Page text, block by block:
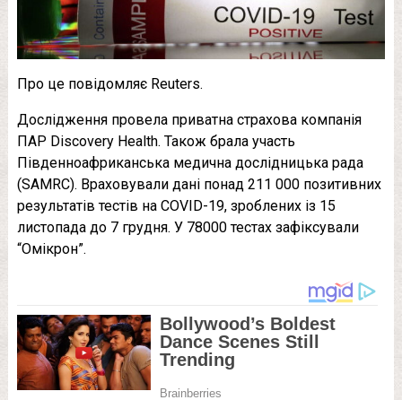
Про це повідомляє Reuters.
Дослідження провела приватна страхова компанія
ПАР Discovery Health. Також брала участь
Південноафриканська медична дослідницька рада
(SAMRC). Враховували дані понад 211 000 позитивних
результатів тестів на COVID-19, зроблених із 15
листопада до 7 грудня. У 78000 тестах зафіксували
“Омікрон”.